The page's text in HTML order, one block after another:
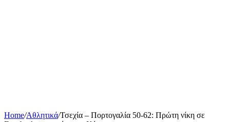
Home/Αθλητικά/Τσεχία – Πορτογαλία 50-62: Πρώτη νίκη σε